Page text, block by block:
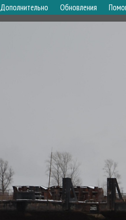
Дополнительно Обновления